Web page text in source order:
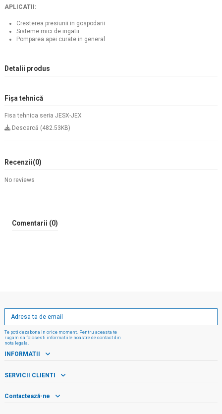
APLICATII:
Cresterea presiunii in gospodarii
Sisteme mici de irigatii
Pomparea apei curate in general
Detalii produs
Fișa tehnică
Fisa tehnica seria JESX-JEX
Descarcă (482.53KB)
Recenzii(0)
No reviews
Comentarii (0)
Te poti dezabona in orice moment. Pentru aceasta te
rugam sa folosesti informatiile noastre de contact din
nota legala.
INFORMATII
SERVICII CLIENTI
Contactează-ne